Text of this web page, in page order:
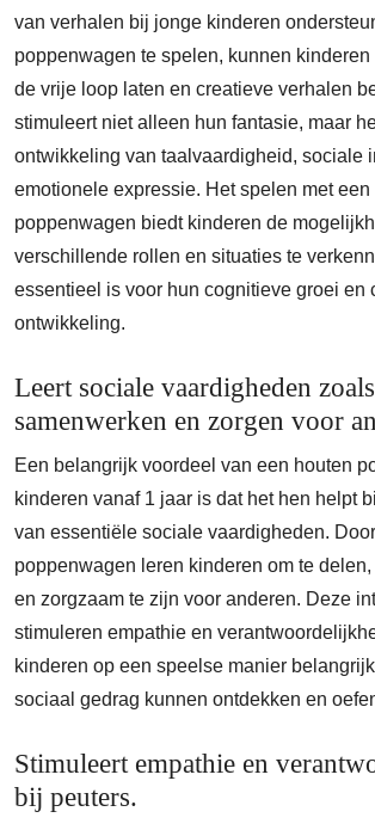
van verhalen bij jonge kinderen
poppenwagen te spelen, kunnen
de vrije loop laten en creatieve verhalen
stimuleert niet alleen hun fantasie, maar
ontwikkeling van taalvaardigheid, sociale
emotionele expressie. Het spelen met een
poppenwagen biedt kinderen de
verschillende rollen en situaties te
essentieel is voor hun cognitieve groei en
ontwikkeling.
Leert sociale vaardigheden
samenwerken en zorgen voor
Een belangrijk voordeel van een houten
kinderen vanaf 1 jaar is dat het hen helpt
van essentiële sociale vaardigheden.
poppenwagen leren kinderen om te
en zorgzaam te zijn voor anderen. Deze
stimuleren empathie en
kinderen op een speelse manier
sociaal gedrag kunnen ontdekken en
Stimuleert empathie en
bij peuters.